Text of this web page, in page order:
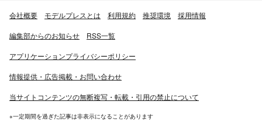
会社概要 モデルプレスとは 利用規約 推奨環境 採用情報
編集部からのお知らせ RSS一覧
アプリケーションプライバシーポリシー
情報提供・広告掲載・お問い合わせ
当サイトコンテンツの無断複写・転載・引用の禁止について
※一定期間を過ぎた記事は非表示になることがあります